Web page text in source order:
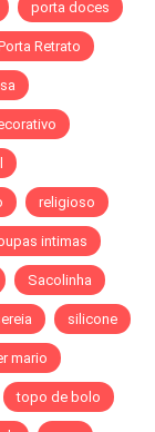
porta doces
Retrato
religioso
intimas
Sacolinha
silicone
mario
topo de bolo